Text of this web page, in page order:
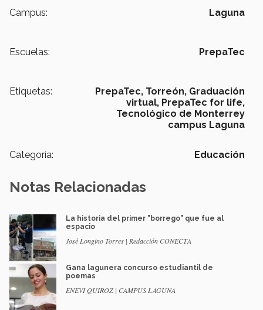
Campus: Laguna
Escuelas: PrepaTec
Etiquetas: PrepaTec, Torreón, Graduación
virtual, PrepaTec for life,
Tecnológico de Monterrey
campus Laguna
Categoría: Educación
Notas Relacionadas
La historia del primer "borrego" que fue al
espacio
José Longino Torres | Redacción CONECTA
Gana lagunera concurso estudiantil de
poemas
ENEVI QUIROZ | CAMPUS LAGUNA